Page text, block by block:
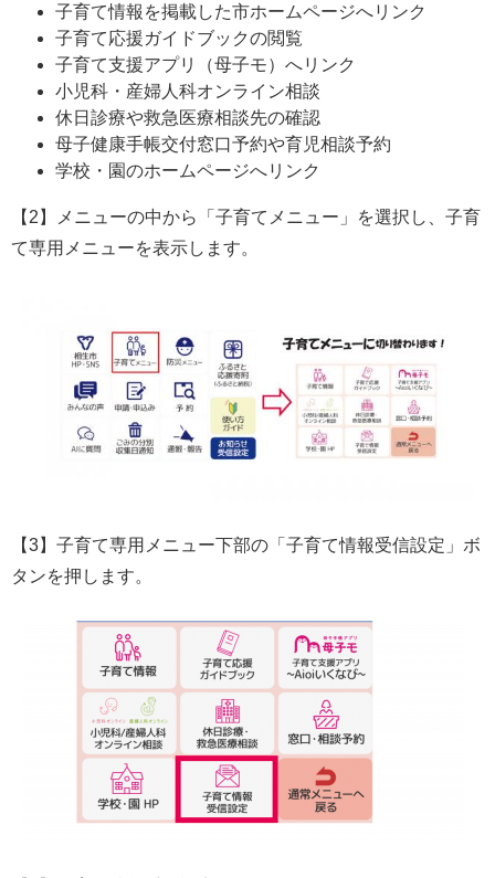
子育て情報を掲載した市ホームページへリンク
子育て応援ガイドブックの閲覧
子育て支援アプリ（母子モ）へリンク
小児科・産婦人科オンライン相談
休日診療や救急医療相談先の確認
母子健康手帳交付窓口予約や育児相談予約
学校・園のホームページへリンク
【2】メニューの中から「子育てメニュー」を選択し、子育
て専用メニューを表示します。​
【3】子育て専用メニュー下部の「子育て情報受信設定」ボ
タンを押します。